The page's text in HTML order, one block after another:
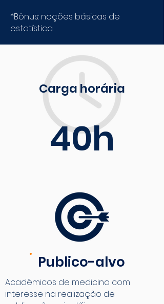
*Bônus: noções básicas de
estatística.
40h
Carga horária
Publico-alvo
Acadêmicos de medicina com
interesse na realização de